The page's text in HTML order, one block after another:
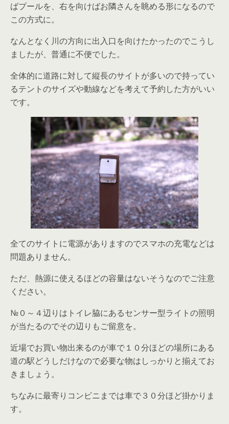
ばプールを、右を向けばお隣さんを眺める形になるので
この方式に。
なんとなく川の方向に出入口を向けたかったのでこうし
ましたが、普通に不便でした。
全体的に道路に対して縦長のサイトが多いので持ってい
るテントのサイズや動線などを考えて予約した方がいい
です。
全てのサイトに電源がありますのでスマホの充電などは
問題ありません。
ただ、熱源に使えるほどの容量はないそうなのでご注意
ください。
№０～４辺りはトイレ脇にあるセンサー型ライトの照明
が当たるのでその辺りもご留意を。
近場でお買い物出来るのが車で１０分ほどの場所にある
道の駅どうしだけなので必要な物はしっかりと揃えてお
きましょう。
ちなみに最寄りコンビニまでは車で３０分ほど掛かりま
す。